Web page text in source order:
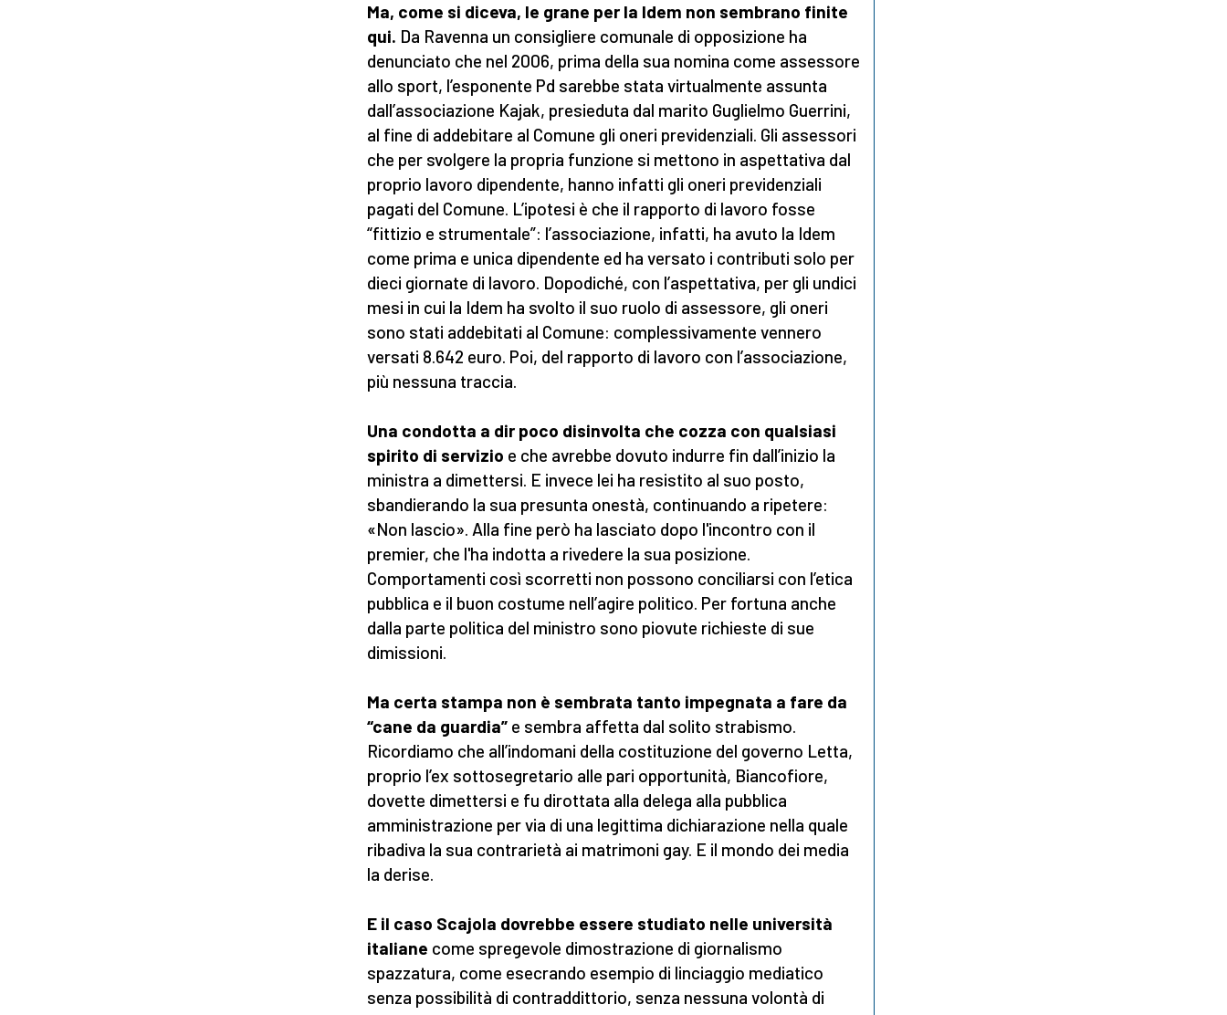
Ma, come si diceva, le grane per la Idem non sembrano finite
qui. Da Ravenna un consigliere comunale di opposizione ha
denunciato che nel 2006, prima della sua nomina come assessore
allo sport, l’esponente Pd sarebbe stata virtualmente assunta
dall’associazione Kajak, presieduta dal marito Guglielmo Guerrini,
al fine di addebitare al Comune gli oneri previdenziali. Gli assessori
che per svolgere la propria funzione si mettono in aspettativa dal
proprio lavoro dipendente, hanno infatti gli oneri previdenziali
pagati del Comune. L’ipotesi è che il rapporto di lavoro fosse
“fittizio e strumentale”: l’associazione, infatti, ha avuto la Idem
come prima e unica dipendente ed ha versato i contributi solo per
dieci giornate di lavoro. Dopodiché, con l’aspettativa, per gli undici
mesi in cui la Idem ha svolto il suo ruolo di assessore, gli oneri
sono stati addebitati al Comune: complessivamente vennero
versati 8.642 euro. Poi, del rapporto di lavoro con l’associazione,
più nessuna traccia.
Una condotta a dir poco disinvolta che cozza con qualsiasi
spirito di servizio e che avrebbe dovuto indurre fin dall’inizio la
ministra a dimettersi. E invece lei ha resistito al suo posto,
sbandierando la sua presunta onestà, continuando a ripetere:
«Non lascio». Alla fine però ha lasciato dopo l'incontro con il
premier, che l'ha indotta a rivedere la sua posizione.
Comportamenti così scorretti non possono conciliarsi con l’etica
pubblica e il buon costume nell’agire politico. Per fortuna anche
dalla parte politica del ministro sono piovute richieste di sue
dimissioni.
Ma certa stampa non è sembrata tanto impegnata a fare da
“cane da guardia” e sembra affetta dal solito strabismo.
Ricordiamo che all’indomani della costituzione del governo Letta,
proprio l’ex sottosegretario alle pari opportunità, Biancofiore,
dovette dimettersi e fu dirottata alla delega alla pubblica
amministrazione per via di una legittima dichiarazione nella quale
ribadiva la sua contrarietà ai matrimoni gay. E il mondo dei media
la derise.
E il caso Scajola dovrebbe essere studiato nelle università
italiane come spregevole dimostrazione di giornalismo
spazzatura, come esecrando esempio di linciaggio mediatico
senza possibilità di contraddittorio, senza nessuna volontà di